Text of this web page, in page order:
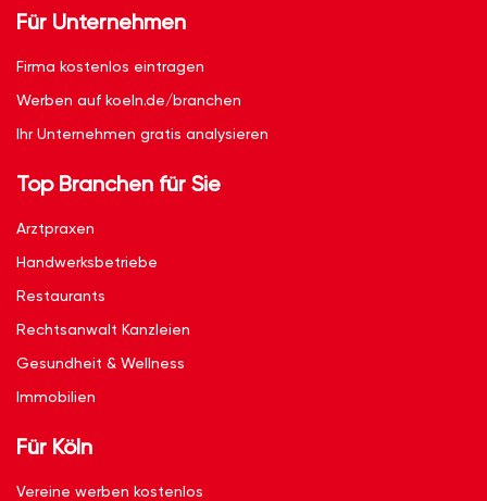
Für Unternehmen
Firma kostenlos eintragen
Werben auf koeln.de/branchen
Ihr Unternehmen gratis analysieren
Top Branchen für Sie
Arztpraxen
Handwerksbetriebe
Restaurants
Rechtsanwalt Kanzleien
Gesundheit & Wellness
Immobilien
Für Köln
Vereine werben kostenlos